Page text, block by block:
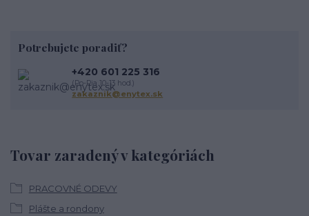
Tovar zaradený v kategóriách
PRACOVNÉ ODEVY
Plášte a rondony
Potrebujete poradiť?
+420 601 225 316
(Po-Pia 10-13 hod.)
zakaznik@enytex.sk